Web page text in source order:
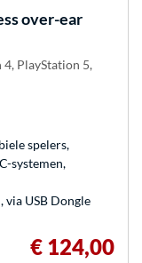
over-ear
PlayStation 5,
spelers,
systemen,
via USB Dongle
€ 124,00